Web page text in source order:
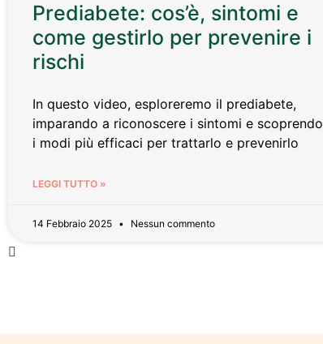
Prediabete: cos’è, sintomi e
come gestirlo per prevenire i
rischi
In questo video, esploreremo il prediabete,
imparando a riconoscere i sintomi e scoprendo
i modi più efficaci per trattarlo e prevenirlo
LEGGI TUTTO »
14 Febbraio 2025 Nessun commento